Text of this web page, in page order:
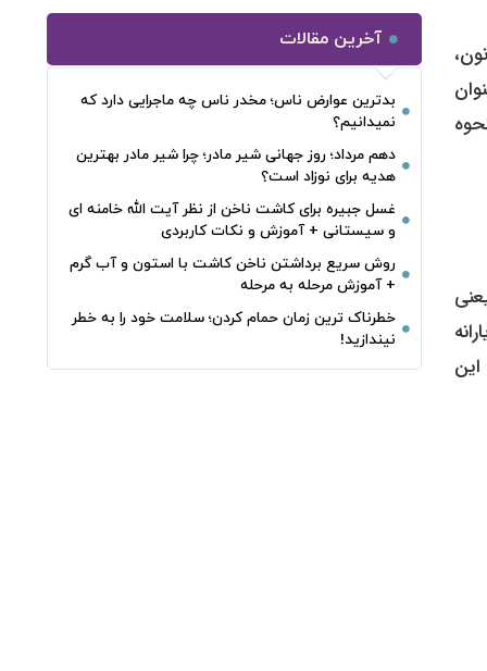
یعنی
این
آخرین مقالات
بدترین عوارض ناس؛ مخدر ناس چه ماجرایی دارد که
نمیدانیم؟
دهم مرداد؛ روز جهانی شیر مادر؛ چرا شیر مادر بهترین
هدیه برای نوزاد است؟
غسل جبیره برای کاشت ناخن از نظر آیت الله خامنه ای
و سیستانی + آموزش و نکات کاربردی
روش سریع برداشتن ناخن کاشت با استون و آب گرم
+ آموزش مرحله به مرحله
خطرناک‌ ترین زمان‌ حمام کردن؛ سلامت خود را به خطر
نیندازید!